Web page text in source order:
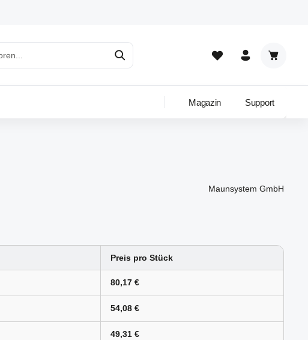
Magazin Support
Maunsystem GmbH
Preis pro Stück
80,17 €
54,08 €
49,31 €